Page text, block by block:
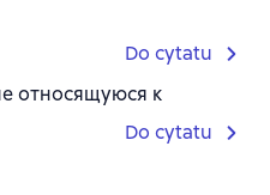
Do cytatu
относящуюся к
Do cytatu